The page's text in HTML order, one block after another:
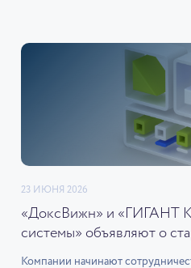
23 ИЮНЯ 2026
«ДоксВижн» и «ГИГАНТ
системы» объявляют о
Компании начинают